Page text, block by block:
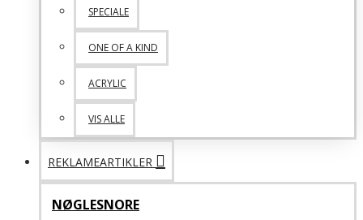
SPECIALE
ONE OF A KIND
ACRYLIC
VIS ALLE
REKLAMEARTIKLER
NØGLESNORE